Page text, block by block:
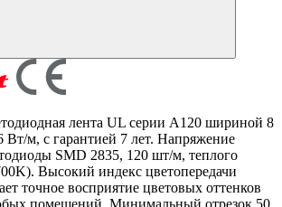
лента UL серии A120 шириной 8
м, с гарантией 7 лет. Напряжение
SMD 2835, 120 шт/м, теплого
Высокий индекс цветопередачи
точное восприятие цветовых оттенков
помещений. Минимальный отрезок 50